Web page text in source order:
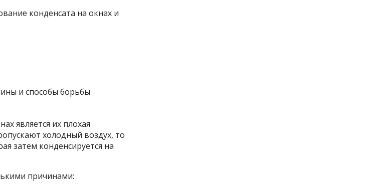
конденсата на окнах и
является их плохая
холодный воздух, то
затем конденсируется на
причинами: